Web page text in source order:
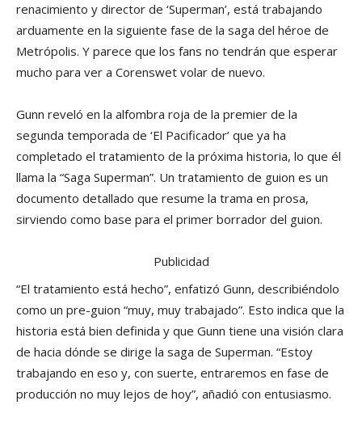
renacimiento y director de ‘Superman’, está trabajando
arduamente en la siguiente fase de la saga del héroe de
Metrópolis. Y parece que los fans no tendrán que esperar
mucho para ver a Corenswet volar de nuevo.
Gunn reveló en la alfombra roja de la premier de la
segunda temporada de ‘El Pacificador’ que ya ha
completado el tratamiento de la próxima historia, lo que él
llama la “Saga Superman”. Un tratamiento de guion es un
documento detallado que resume la trama en prosa,
sirviendo como base para el primer borrador del guion.
Publicidad
“El tratamiento está hecho”, enfatizó Gunn, describiéndolo
como un pre-guion “muy, muy trabajado”. Esto indica que la
historia está bien definida y que Gunn tiene una visión clara
de hacia dónde se dirige la saga de Superman. “Estoy
trabajando en eso y, con suerte, entraremos en fase de
producción no muy lejos de hoy”, añadió con entusiasmo.